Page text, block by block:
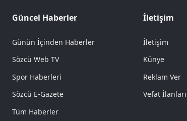
Güncel Haberler
Günün İçinden Haberler
Sözcü Web TV
Spor Haberleri
Sözcü E-Gazete
Tüm Haberler
İletişim
İletişim
Künye
Reklam Ver
Vefat İlanları